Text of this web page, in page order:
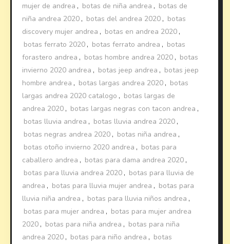
mujer de andrea , botas de niña andrea , botas de
niña andrea 2020 , botas del andrea 2020 , botas
discovery mujer andrea , botas en andrea 2020 ,
botas ferrato 2020 , botas ferrato andrea , botas
forastero andrea , botas hombre andrea 2020 , botas
invierno 2020 andrea , botas jeep andrea , botas jeep
hombre andrea , botas largas andrea 2020 , botas
largas andrea 2020 catalogo , botas largas de
andrea 2020 , botas largas negras con tacon andrea ,
botas lluvia andrea , botas lluvia andrea 2020 ,
botas negras andrea 2020 , botas niña andrea ,
botas otoño invierno 2020 andrea , botas para
caballero andrea , botas para dama andrea 2020 ,
botas para lluvia andrea 2020 , botas para lluvia de
andrea , botas para lluvia mujer andrea , botas para
lluvia niña andrea , botas para lluvia niños andrea ,
botas para mujer andrea , botas para mujer andrea
2020 , botas para niña andrea , botas para niña
andrea 2020 , botas para niño andrea , botas